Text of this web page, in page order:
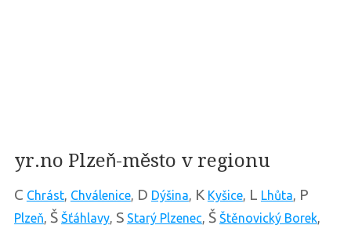
yr.no Plzeň-město v regionu
C Chrást, Chválenice, D Dýšina, K Kyšice, L Lhůta, P
Plzeň, Š Šťáhlavy, S Starý Plzenec, Š Štěnovický Borek,